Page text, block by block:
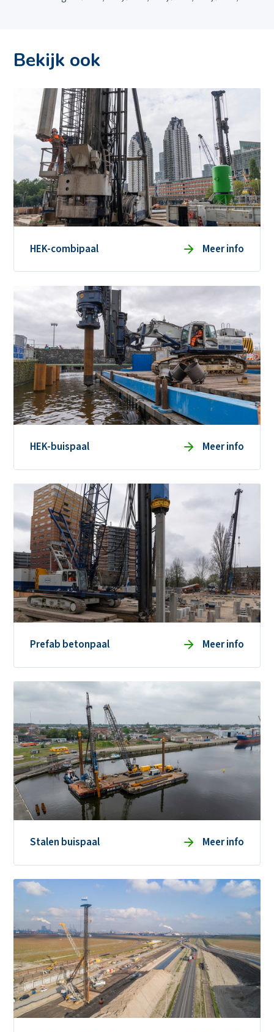
Ons aanbod
Actueel
Duurzaamheid
Veiligheid
Ons verhaal
Werken bij
Contact
Bekijk ook
HEK-combipaal Meer info
HEK-buispaal Meer info
Prefab betonpaal Meer info
Stalen buispaal Meer info